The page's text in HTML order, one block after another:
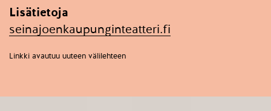
Lisätietoja
seinajoenkaupunginteatteri.fi
Linkki avautuu uuteen välilehteen